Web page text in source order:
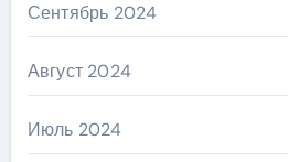
Сентябрь 2024
Август 2024
Июль 2024